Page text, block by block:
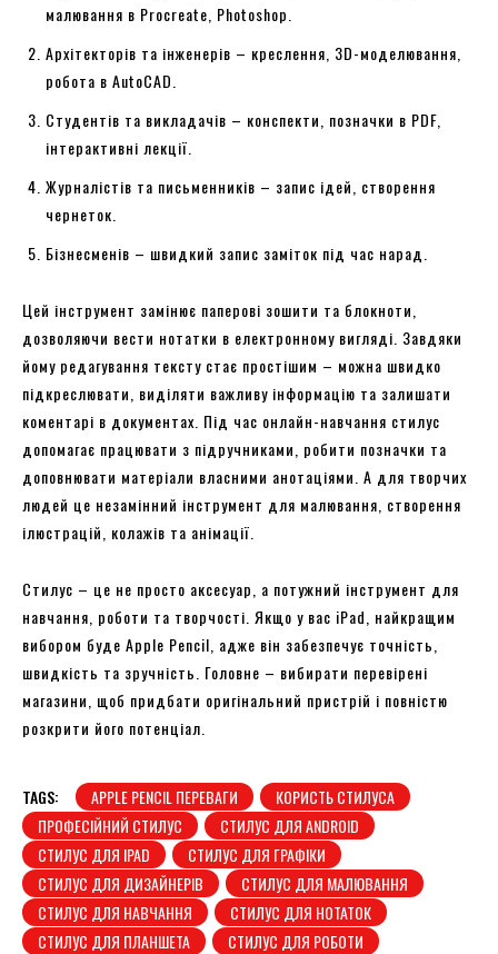
малювання в Procreate, Photoshop.
Архітекторів та інженерів – креслення, 3D-моделювання,
робота в AutoCAD.
Студентів та викладачів – конспекти, позначки в PDF,
інтерактивні лекції.
Журналістів та письменників – запис ідей, створення
чернеток.
Бізнесменів – швидкий запис заміток під час нарад.
Цей інструмент замінює паперові зошити та блокноти,
дозволяючи вести нотатки в електронному вигляді. Завдяки
йому редагування тексту стає простішим – можна швидко
підкреслювати, виділяти важливу інформацію та залишати
коментарі в документах. Під час онлайн-навчання стилус
допомагає працювати з підручниками, робити позначки та
доповнювати матеріали власними анотаціями. А для творчих
людей це незамінний інструмент для малювання, створення
ілюстрацій, колажів та анімації.
Стилус – це не просто аксесуар, а потужний інструмент для
навчання, роботи та творчості. Якщо у вас iPad, найкращим
вибором буде Apple Pencil, адже він забезпечує точність,
швидкість та зручність. Головне – вибирати перевірені
магазини, щоб придбати оригінальний пристрій і повністю
розкрити його потенціал.
TAGS: APPLE PENCIL ПЕРЕВАГИ
КОРИСТЬ СТИЛУСА
ПРОФЕСІЙНИЙ СТИЛУС
СТИЛУС ДЛЯ ANDROID
СТИЛУС ДЛЯ IPAD
СТИЛУС ДЛЯ ГРАФІКИ
СТИЛУС ДЛЯ ДИЗАЙНЕРІВ
СТИЛУС ДЛЯ МАЛЮВАННЯ
СТИЛУС ДЛЯ НАВЧАННЯ
СТИЛУС ДЛЯ НОТАТОК
СТИЛУС ДЛЯ ПЛАНШЕТА
СТИЛУС ДЛЯ РОБОТИ